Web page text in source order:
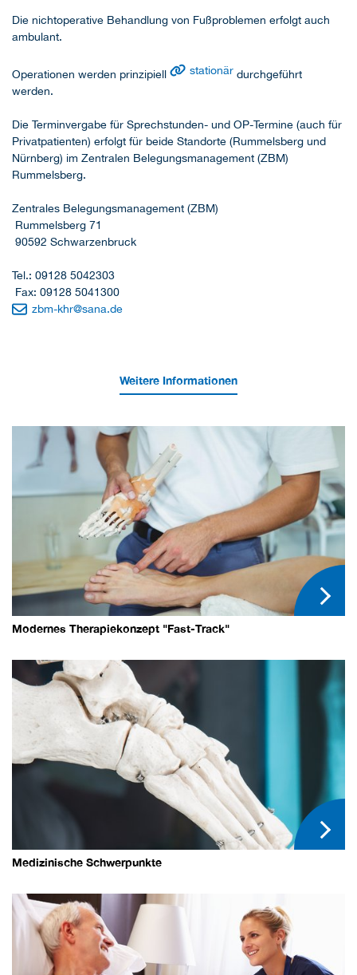
Die nichtoperative Behandlung von Fußproblemen erfolgt auch
ambulant.
Operationen werden prinzipiell stationär durchgeführt
werden.
Die Terminvergabe für Sprechstunden- und OP-Termine (auch für
Privatpatienten) erfolgt für beide Standorte (Rummelsberg und
Nürnberg) im Zentralen Belegungsmanagement (ZBM)
Rummelsberg.
Zentrales Belegungsmanagement (ZBM)
Rummelsberg 71
90592 Schwarzenbruck
Tel.: 09128 5042303
Fax: 09128 5041300
zbm-khr@sana.de
Weitere Informationen
Modernes Therapiekonzept "Fast-Track"
Medizinische Schwerpunkte